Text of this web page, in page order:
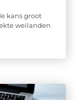
kans groot
weilanden